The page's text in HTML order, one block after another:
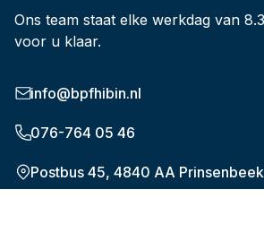
Ons team staat elke werkdag van
voor u klaar.
info@bpfhibin.nl
076-764 05 46
Postbus 45, 4840 AA Prinsenbeek